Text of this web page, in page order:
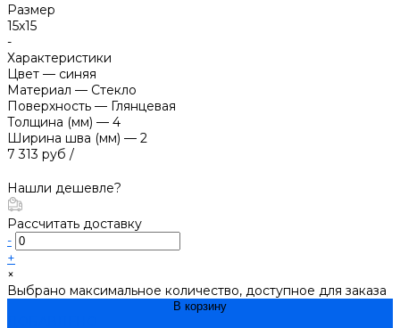
Размер
15х15
-
Характеристики
Цвет — синяя
Материал — Стекло
Поверхность — Глянцевая
Толщина (мм) — 4
Ширина шва (мм) — 2
7 313 руб /
Нашли дешевле?
Рассчитать доставку
-
+
×
Выбрано максимальное количество, доступное для заказа
В корзину